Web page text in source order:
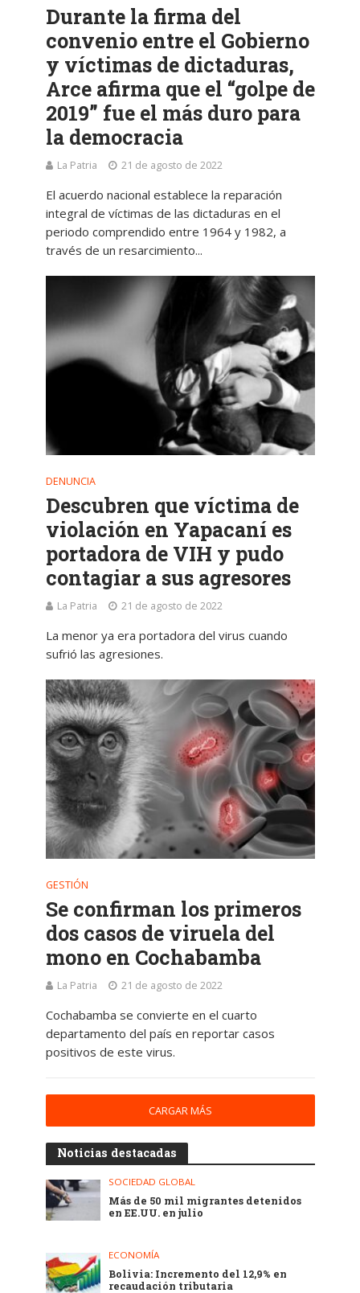
Durante la firma del
convenio entre el Gobierno
y víctimas de dictaduras,
Arce afirma que el “golpe de
2019” fue el más duro para
la democracia
La Patria 21 de agosto de 2022
El acuerdo nacional establece la reparación
integral de víctimas de las dictaduras en el
periodo comprendido entre 1964 y 1982, a
través de un resarcimiento...
DENUNCIA
Descubren que víctima de
violación en Yapacaní es
portadora de VIH y pudo
contagiar a sus agresores
La Patria 21 de agosto de 2022
La menor ya era portadora del virus cuando
sufrió las agresiones.
GESTIÓN
Se confirman los primeros
dos casos de viruela del
mono en Cochabamba
La Patria 21 de agosto de 2022
Cochabamba se convierte en el cuarto
departamento del país en reportar casos
positivos de este virus.
CARGAR MÁS
Noticias destacadas
SOCIEDAD GLOBAL
Más de 50 mil migrantes detenidos
en EE.UU. en julio
ECONOMÍA
Bolivia: Incremento del 12,9% en
recaudación tributaria